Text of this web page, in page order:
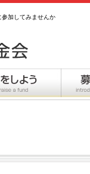
加してみませんか